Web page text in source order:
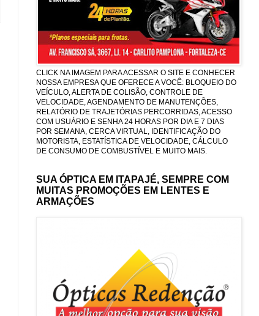
CLICK NA IMAGEM PARA ACESSAR O SITE E CONHECER
NOSSA EMPRESA QUE OFERECE A VOCÊ: BLOQUEIO DO
VEÍCULO, ALERTA DE COLISÃO, CONTROLE DE
VELOCIDADE, AGENDAMENTO DE MANUTENÇÕES,
RELATÓRIO DE TRAJETÓRIAS PERCORRIDAS, ACESSO
COM USUÁRIO E SENHA 24 HORAS POR DIA E 7 DIAS
POR SEMANA, CERCA VIRTUAL, IDENTIFICAÇÃO DO
MOTORISTA, ESTATÍSTICA DE VELOCIDADE, CÁLCULO
DE CONSUMO DE COMBUSTÍVEL E MUITO MAIS.
SUA ÓPTICA EM ITAPAJÉ, SEMPRE COM
MUITAS PROMOÇÕES EM LENTES E
ARMAÇÕES